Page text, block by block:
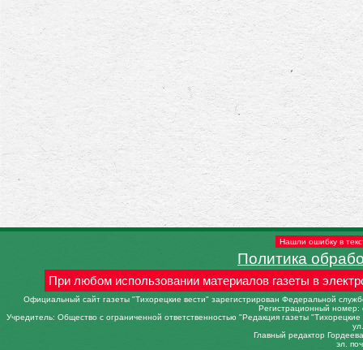
Нашли ошибку в
Политика
При любом использовании материалов газеты в
Официальный сайт газеты "Тихорецкие вести" зарегистрирован Федеральной
Регистрационный
Учредитель: Общество с ограниченной ответственностью "Редакция газеты
Главный редактор
эл.